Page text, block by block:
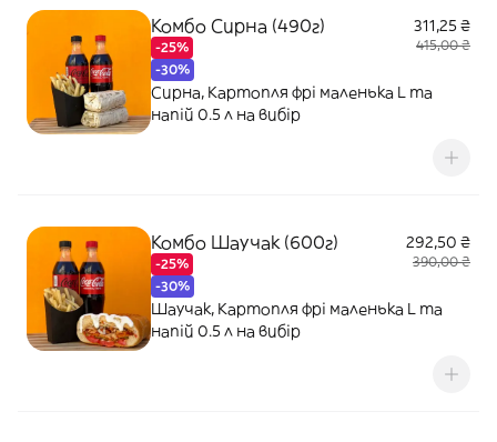
Комбо Сирна (490г)
-25%
-30%
311,25 ₴
415,00 ₴
Сирна, Картопля фрі маленька L та
напій 0.5 л на вибір
Комбо Шаучак (600г)
-25%
-30%
292,50 ₴
390,00 ₴
Шаучак, Картопля фрі маленька L та
напій 0.5 л на вибір